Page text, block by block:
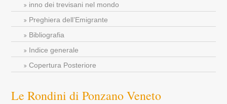
inno dei trevisani nel mondo
Preghiera dell’Emigrante
Bibliografia
Indice generale
Copertura Posteriore
Le Rondini di Ponzano Veneto